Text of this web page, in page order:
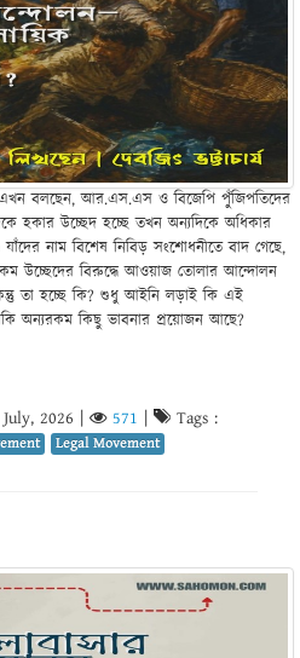
এখন বলছেন, আর.এস.এস ও বিজেপি পুঁজিপতিদের
হকার উচ্ছেদ হচ্ছে তখন অন্যদিকে অধিকার
নাম বিশেষ নিবিড় সংশোধনীতে বাদ গেছে,
উচ্ছেদের বিরুদ্ধে আওয়াজ তোলার আন্দোলন
তা হচ্ছে কি? শুধু আইনি লড়াই কি এই
অন্যরকম কিছু ভাবনার প্রয়োজন আছে?
2026 571 Tags :
Legal Movement